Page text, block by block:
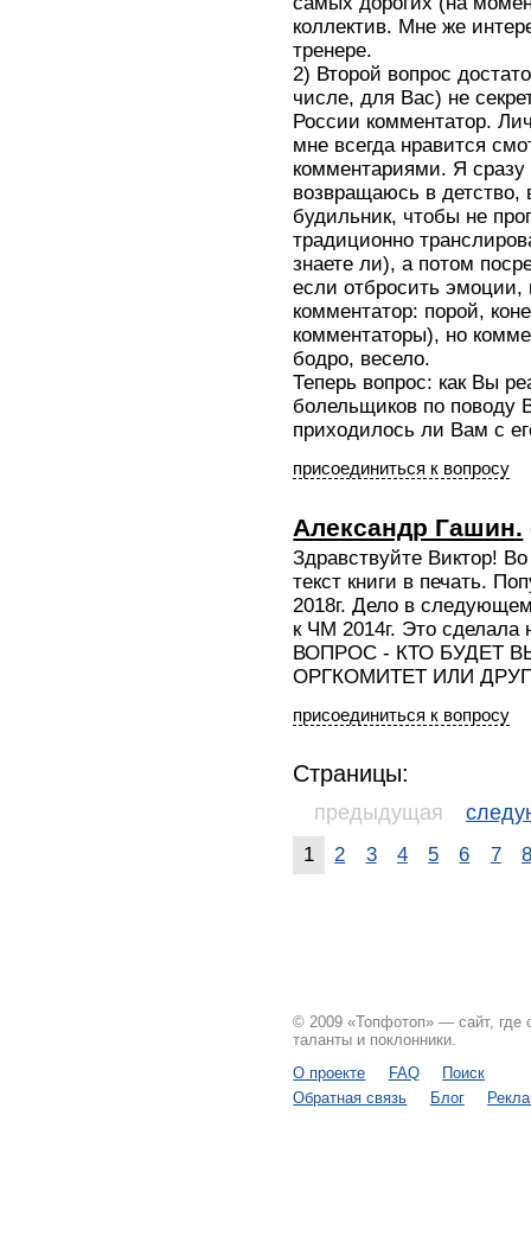
коллектив. Мне же
тренере.
2) Второй вопрос
числе, для Вас) не
России комментатор.
мне всегда нравится
комментариями. Я
возвращаюсь в детство,
будильник, чтобы не
традиционно
знаете ли), а потом
если отбросить эмоции,
комментатор: порой,
комментаторы), но
бодро, весело.
Теперь вопрос: как Вы
болельщиков по поводу
приходилось ли Вам с
присоединиться к вопросу
Александр Гашин.
Здравствуйте Виктор!
текст книги в печать.
2018г. Дело в
к ЧМ 2014г. Это сделала
ВОПРОС - КТО БУДЕТ
ОРГКОМИТЕТ ИЛИ
присоединиться к вопросу
Страницы:
предыдущая
1 2 3 4 5 6 7 8
© 2009 «Топфотоп» — сайт, где
таланты и поклонники.
О проекте
FAQ
Поиск
Обратная связь
Блог